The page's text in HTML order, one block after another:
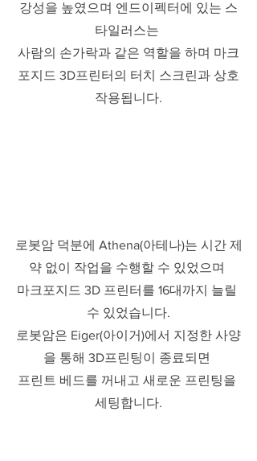
강성을 높였으며 엔드이펙터에 있는 스
타일러스는
사람의 손가락과 같은 역할을 하며 마크
포지드 3D프린터의 터치 스크린과 상호
작용됩니다.
로봇암 덕분에 Athena(아테나)는 시간 제
약 없이 작업을 수행할 수 있었으며
마크포지드 3D 프린터를 16대까지 늘릴
수 있었습니다.
로봇암은 Eiger(아이거)에서 지정한 사양
을 통해 3D프린팅이 종료되면
프린트 베드를 꺼내고 새로운 프린팅을
세팅합니다.